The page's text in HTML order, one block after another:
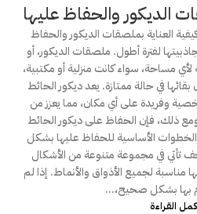
الديكور والحفاظ عليها
العناية بملصقات الديكور والحفاظ
لفترة أطول. ملصقات الديكور، أو
مساحة، سواء كانت منزلية أو مكتبية،
في حالة ممتازة. يعد ديكور الحائط
وفريدة على أي مكان، مما يعزز من
ذلك، فإن الحفاظ على ديكور الحائط
الأساسية للحفاظ عليها بشكل
في مجموعة متنوعة من الأشكال
مناسبة لجميع الأذواق والأنماط. إذا لم
بها بشكل صحيح،...
القـراءة